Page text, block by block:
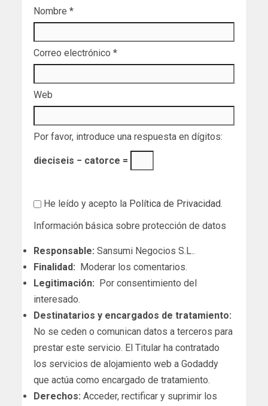
Nombre *
Correo electrónico *
Web
Por favor, introduce una respuesta en dígitos:
dieciseis − catorce =
He leído y acepto la Política de Privacidad.
Información básica sobre protección de datos
Responsable: Sansumi Negocios S.L..
Finalidad: Moderar los comentarios.
Legitimación: Por consentimiento del
interesado.
Destinatarios y encargados de tratamiento:
No se ceden o comunican datos a terceros para
prestar este servicio. El Titular ha contratado
los servicios de alojamiento web a Godaddy
que actúa como encargado de tratamiento.
Derechos: Acceder, rectificar y suprimir los